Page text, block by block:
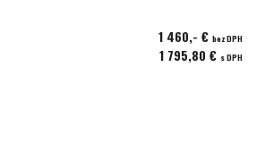
1 460,- € bez DPH
1 795,80 € s DPH